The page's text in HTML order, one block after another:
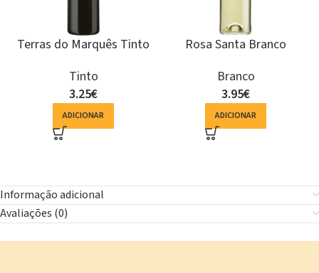
Terras do Marquês Tinto
Tinto
3.25€
ADICIONAR
Rosa Santa Branco
Branco
3.95€
ADICIONAR
Informação adicional
Avaliações (0)